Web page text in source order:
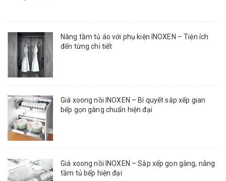
Nâng tầm tủ áo với phụ kiện INOXEN – Tiện ích
đến từng chi tiết
Giá xoong nồi INOXEN – Bí quyết sắp xếp gian
bếp gọn gàng chuẩn hiện đại
Giá xoong nồi INOXEN – Sắp xếp gọn gàng, nâng
tầm tủ bếp hiện đại